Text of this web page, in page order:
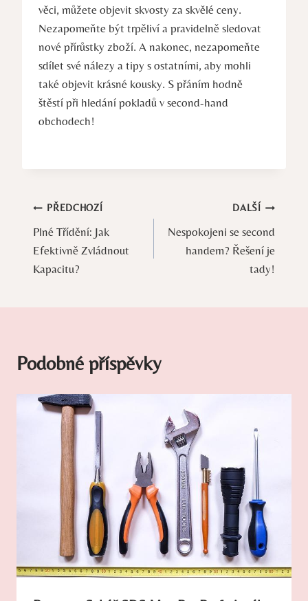
věci, můžete objevit skvosty za skvělé ceny.
Nezapomeňte být trpěliví a pravidelně sledovat
nové přírůstky zboží. A nakonec, nezapomeňte
sdílet své nálezy a tipy s ostatními, aby mohli
také objevit krásné kousky. S přáním hodně
štěstí při hledání pokladů v second-hand
obchodech!
Navigace
pro
příspěvek
PŘEDCHOZÍ
Plné Třídění: Jak
Efektivně Zvládnout
Kapacitu?
DALŠÍ
Nespokojeni se second
handem? Řešení je
tady!
Podobné příspěvky